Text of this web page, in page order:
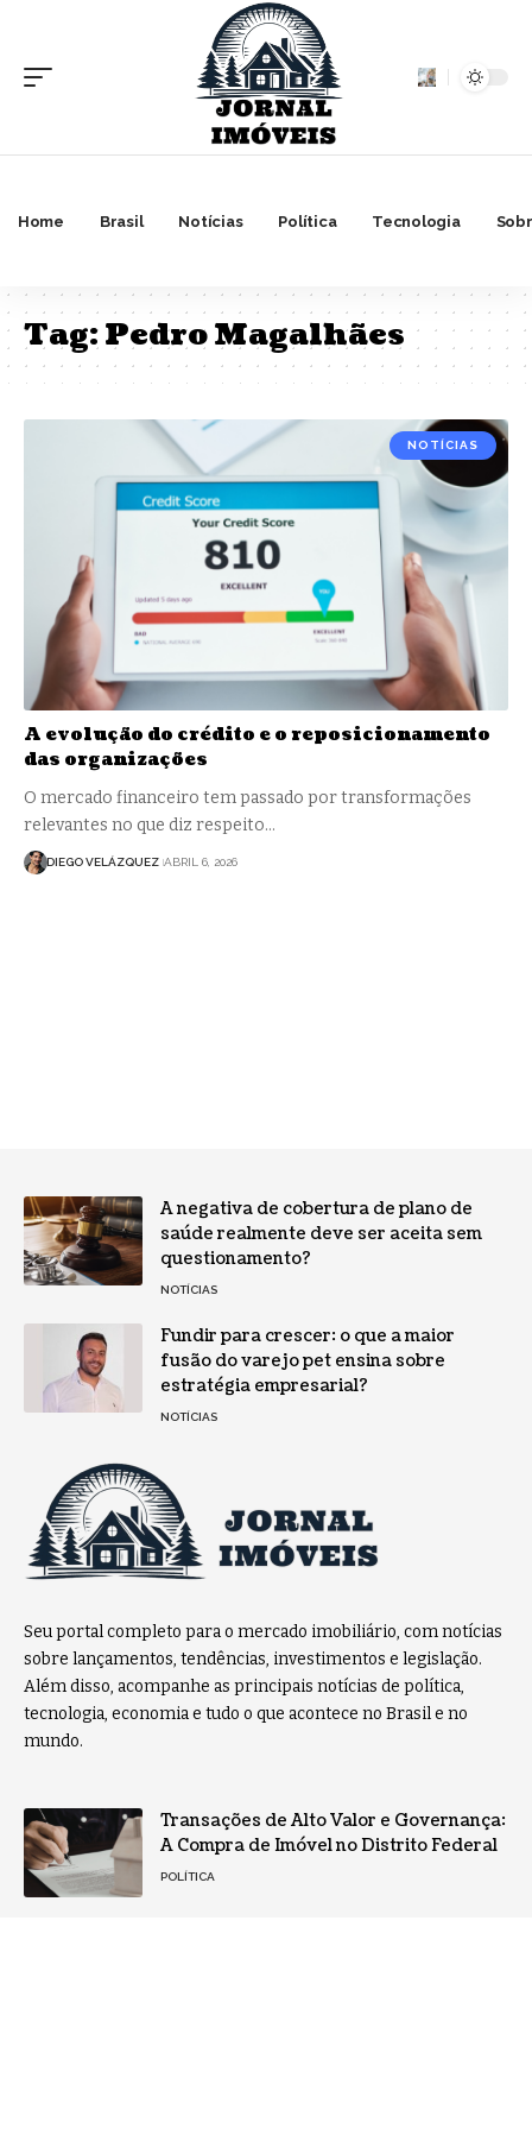
Home Brasil Notícias Política Tecnologia
Tag:Pedro Magalhães
NOTÍCIAS
A evolução do crédito e o reposicionamento
das organizações
O mercado financeiro tem passado por transformações
relevantes no que diz respeito…
DIEGO VELÁZQUEZ ABRIL 6, 2026
A negativa de cobertura de plano de
saúde realmente deve ser aceita sem
questionamento?
NOTÍCIAS
Fundir para crescer: o que a maior
fusão do varejo pet ensina sobre
estratégia empresarial?
NOTÍCIAS
Seu portal completo para o mercado imobiliário, com notícias
sobre lançamentos, tendências, investimentos e legislação.
Além disso, acompanhe as principais notícias de política,
tecnologia, economia e tudo o que acontece no Brasil e no
mundo.
Transações de Alto Valor e Governança:
A Compra de Imóvel no Distrito Federal
POLÍTICA